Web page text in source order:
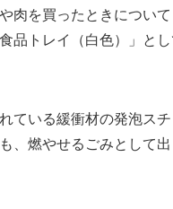
肉を買ったときについ
品トレイ（白色）」と
ている緩衝材の発泡ス
、燃やせるごみとして